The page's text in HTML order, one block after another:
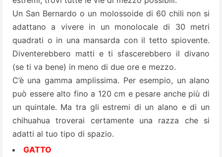
Un San Bernardo o un molossoide di 60 chili non si
adattano a vivere in un monolocale di 30 metri
quadrati o in una mansarda con il tetto spiovente.
Diventerebbero matti e ti sfascerebbero il divano
(se ti va bene) in meno di due ore e mezzo.
C’è una gamma amplissima. Per esempio, un alano
può essere alto fino a 120 cm e pesare anche più di
un quintale. Ma tra gli estremi di un alano e di un
chihuahua troverai certamente una razza che si
adatti al tuo tipo di spazio.
GATTO